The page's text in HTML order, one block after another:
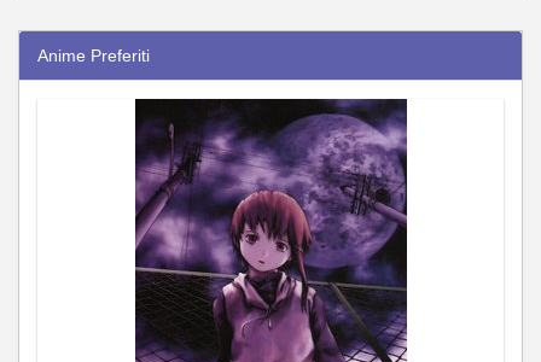
Anime Preferiti